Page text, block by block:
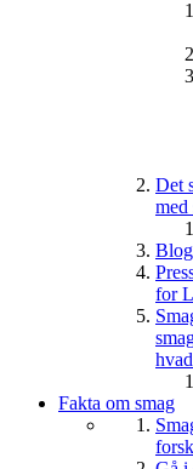
Det
med
for
Fakta om smag